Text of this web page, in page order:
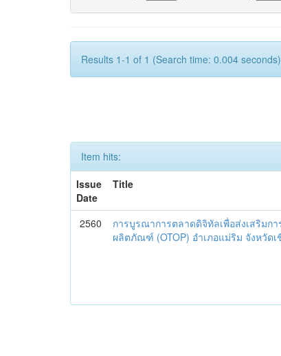
Results 1-1 of 1 (Search time: 0.004
Item hits:
Issue
Date
Title
2560
การบูรณาการตลาดดิจิทัลเพื่อส่งเสริม
ผลิตภัณฑ์ (OTOP) อำเภอแม่ริม จังหวัดเ